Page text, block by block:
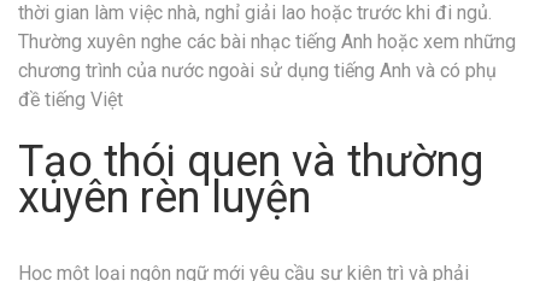
thời gian làm việc nhà, nghỉ giải lao hoặc trước khi đi ngủ.
Thường xuyên nghe các bài nhạc tiếng Anh hoặc xem những
chương trình của nước ngoài sử dụng tiếng Anh và có phụ
đề tiếng Việt
Tạo thói quen và thường
xuyên rèn luyện
Học một loại ngôn ngữ mới yêu cầu sự kiên trì và phải